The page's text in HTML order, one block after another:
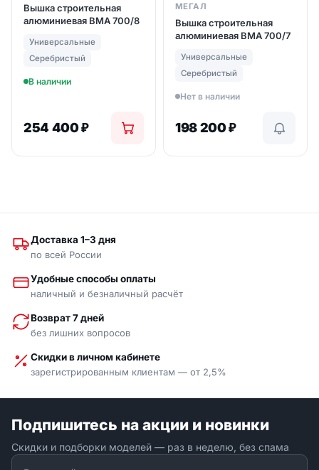
Вышка строительная
алюминиевая ВМА 700/8
Универсальные
Серебристый
В наличии
254 400₽
МЕГАЛ
Вышка строительная
алюминиевая ВМА 700/7
Универсальные
Серебристый
Нет в наличии
198 200₽
Доставка 1–3 дня
по всей России
Удобные способы оплаты
наличный и безналичный расчёт
Возврат 7 дней
без лишних вопросов
Скидки в личном кабинете
зарегистрированным клиентам — от 2,5%
Подпишитесь на акции и новинки
Скидки и подборки моделей — раз в неделю, без спама